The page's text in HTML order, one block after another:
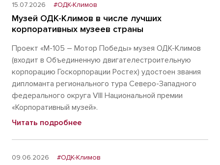
15.07.2026 #ОДК-Климов
Музей ОДК-Климов в числе лучших
корпоративных музеев страны
Проект «М-105 – Мотор Победы» музея ОДК-Климов
(входит в Объединенную двигателестроительную
корпорацию Госкорпорации Ростех) удостоен звания
дипломанта регионального тура Северо-Западного
федерального округа VIII Национальной премии
«Корпоративный музей».
Читать подробнее
09.06.2026 #ОДК-Климов